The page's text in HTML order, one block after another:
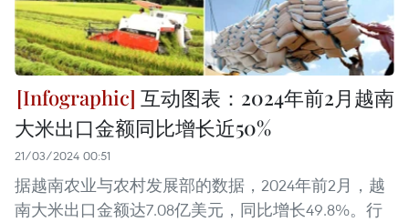
互动图表：2024年前2月越南
大米出口金额同比增长近50%
21/03/2024 00:51
据越南农业与农村发展部的数据，2024年前2月，越
南大米出口金额达7.08亿美元，同比增长49.8%。行